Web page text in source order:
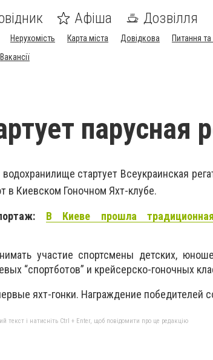
Афіша Дозвілля
Нерухомість Карта міста Довідкова Питання та
Вакансії
парусная
стартует Всеукраинская
Киевском Гоночном Яхт-клубе.
В Киеве прошла
участие спортсмены детских,
“спортботов” и крейсерско-гоночных
яхт-гонки. Награждение победителей
текст і натисніть Ctrl + Enter, щоб повідомити про це редакцію